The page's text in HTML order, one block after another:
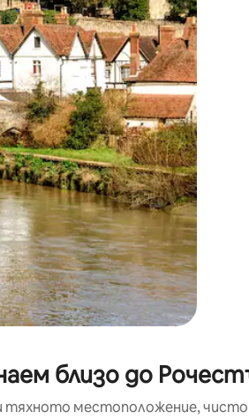
навигирайте с докосване или
близо до
тяхното местоположение,